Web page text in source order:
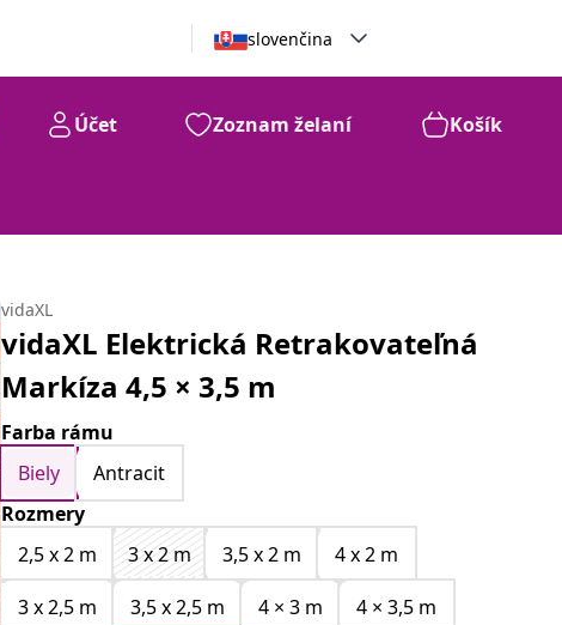
slovenčina
Účet Zoznam želaní Košík
vidaXL
vidaXL Elektrická Retrakovateľná
Markíza 4,5 × 3,5 m
Farba rámu
Biely
Antracit
Rozmery
2,5 x 2 m
3 x 2 m 3,5 x 2 m
4 x 2 m
3 x 2,5 m
3,5 x 2,5 m 4 × 3 m
4 × 3,5 m